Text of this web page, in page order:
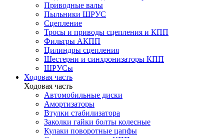
Приводные валы
Пыльники ШРУС
Сцепление
Тросы и приводы сцепления и КПП
Фильтры АКПП
Цилиндры сцепления
Шестерни и синхронизаторы КПП
ШРУСы
Ходовая часть
Ходовая часть
Автомобильные диски
Амортизаторы
Втулки стабилизатора
Заколки гайки болты колесные
Кулаки поворотные цапфы